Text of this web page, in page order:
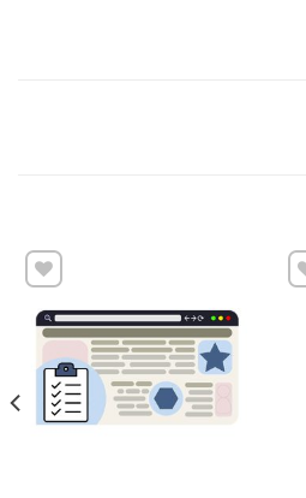
שמור